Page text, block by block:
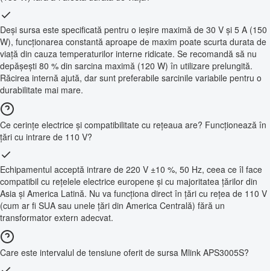
Deși sursa este specificată pentru o ieșire maximă de 30 V și 5 A (150
W), funcționarea constantă aproape de maxim poate scurta durata de
viață din cauza temperaturilor interne ridicate. Se recomandă să nu
depășești 80 % din sarcina maximă (120 W) în utilizare prelungită.
Răcirea internă ajută, dar sunt preferabile sarcinile variabile pentru o
durabilitate mai mare.
Ce cerințe electrice și compatibilitate cu rețeaua are? Funcționează în
țări cu intrare de 110 V?
Echipamentul acceptă intrare de 220 V ±10 %, 50 Hz, ceea ce îl face
compatibil cu rețelele electrice europene și cu majoritatea țărilor din
Asia și America Latină. Nu va funcționa direct în țări cu rețea de 110 V
(cum ar fi SUA sau unele țări din America Centrală) fără un
transformator extern adecvat.
Care este intervalul de tensiune oferit de sursa Mlink APS3005S?